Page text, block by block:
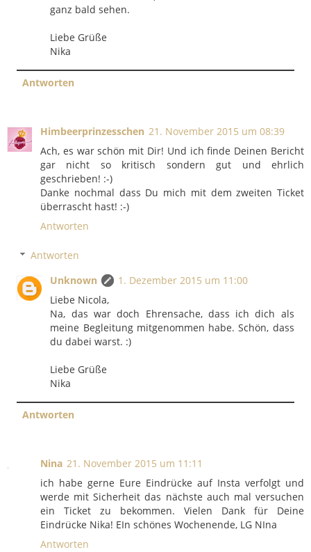
ganz bald sehen.
Liebe Grüße
Nika
Antworten
Himbeerprinzesschen 21. November 2015 um 08:39
Ach, es war schön mit Dir! Und ich finde Deinen Bericht
gar nicht so kritisch sondern gut und ehrlich
geschrieben! :-)
Danke nochmal dass Du mich mit dem zweiten Ticket
überrascht hast! :-)
Antworten
Antworten
Unknown
1. Dezember 2015 um 11:00
Liebe Nicola,
Na, das war doch Ehrensache, dass ich dich als
meine Begleitung mitgenommen habe. Schön, dass
du dabei warst. :)
Liebe Grüße
Nika
Antworten
Nina 21. November 2015 um 11:11
ich habe gerne Eure Eindrücke auf Insta verfolgt und
werde mit Sicherheit das nächste auch mal versuchen
ein Ticket zu bekommen. Vielen Dank für Deine
Eindrücke Nika! EIn schönes Wochenende, LG NIna
Antworten